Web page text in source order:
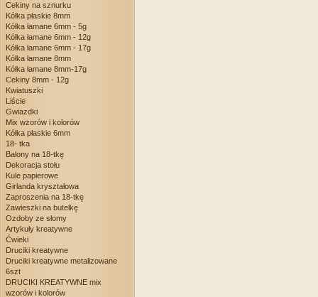
Cekiny na sznurku
Kółka płaskie 8mm
Kółka łamane 6mm - 5g
Kółka łamane 6mm - 12g
Kółka łamane 6mm - 17g
Kółka łamane 8mm
Kółka łamane 8mm-17g
Cekiny 8mm - 12g
Kwiatuszki
Liście
Gwiazdki
Mix wzorów i kolorów
Kółka płaskie 6mm
18- tka
Balony na 18-tkę
Dekoracja stołu
Kule papierowe
Girlanda kryształowa
Zaproszenia na 18-tkę
Zawieszki na butelkę
Ozdoby ze słomy
Artykuły kreatywne
Ćwieki
Druciki kreatywne
Druciki kreatywne metalizowane
6szt
DRUCIKI KREATYWNE mix
wzorów i kolorów